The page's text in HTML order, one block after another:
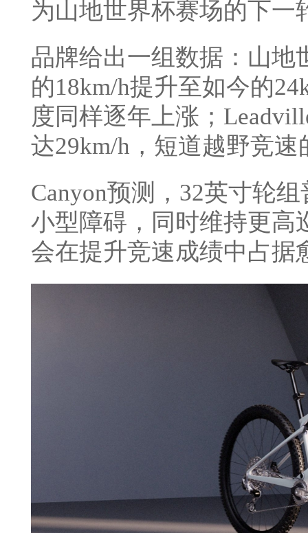
为山地世界杯赛场的下一
品牌给出一组数据：山地
的18km/h提升至如今的
度同样逐年上涨；
达29km/h，短道越野竞
Canyon预测，32英寸轮
小型障碍，同时维持更高
会在提升竞速成绩中占据